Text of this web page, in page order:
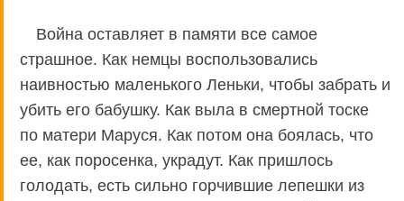
Война оставляет в памяти все самое
страшное. Как немцы воспользовались
наивностью маленького Леньки, чтобы забрать и
убить его бабушку. Как выла в смертной тоске
по матери Маруся. Как потом она боялась, что
ее, как поросенка, украдут. Как пришлось
голодать, есть сильно горчившие лепешки из